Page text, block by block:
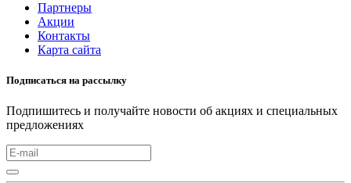
Партнеры
Акции
Контакты
Карта сайта
Подписаться на рассылку
Подпишитесь и получайте новости об акциях и специальных
предложениях